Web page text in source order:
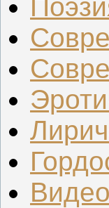
Видео